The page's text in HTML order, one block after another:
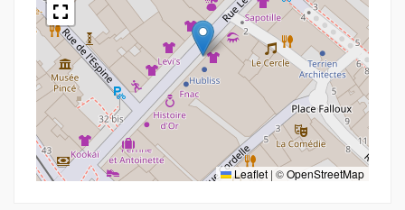
Leaflet | ©OpenStreetMap